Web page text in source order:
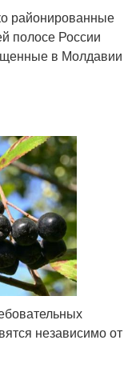
районированные
полосе России
в Молдавии
независимо от